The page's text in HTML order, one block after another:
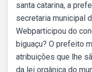
santa catarina, a
secretaria municipal
Webparticipou do
biguaçu? O prefeito
atribuições que lhe
da lei orgânica do